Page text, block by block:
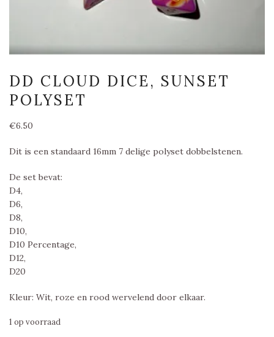
DD CLOUD DICE, SUNSET
POLYSET
€6.50
Dit is een standaard 16mm 7 delige polyset dobbelstenen.
De set bevat:
D4,
D6,
D8,
D10,
D10 Percentage,
D12,
D20
Kleur: Wit, roze en rood wervelend door elkaar.
1 op voorraad